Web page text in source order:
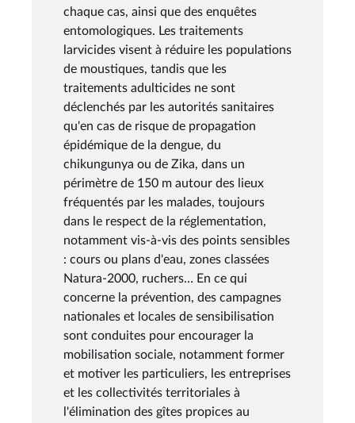
chaque cas, ainsi que des enquêtes
entomologiques. Les traitements
larvicides visent à réduire les populations
de moustiques, tandis que les
traitements adulticides ne sont
déclenchés par les autorités sanitaires
qu'en cas de risque de propagation
épidémique de la dengue, du
chikungunya ou de Zika, dans un
périmètre de 150 m autour des lieux
fréquentés par les malades, toujours
dans le respect de la réglementation,
notamment vis-à-vis des points sensibles
: cours ou plans d'eau, zones classées
Natura-2000, ruchers… En ce qui
concerne la prévention, des campagnes
nationales et locales de sensibilisation
sont conduites pour encourager la
mobilisation sociale, notamment former
et motiver les particuliers, les entreprises
et les collectivités territoriales à
l'élimination des gîtes propices au